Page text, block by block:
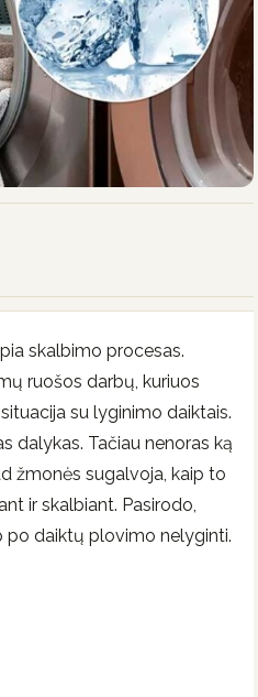
skalbimo procesas.
ruošos darbų, kuriuos
su lyginimo daiktais.
dalykas. Tačiau nenoras ką
žmonės sugalvoja, kaip to
ir skalbiant. Pasirodo,
po daiktų plovimo nelyginti.